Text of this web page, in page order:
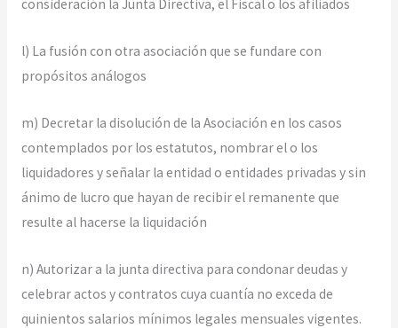
consideración la Junta Directiva, el Fiscal o los afiliados
l) La fusión con otra asociación que se fundare con
propósitos análogos
m) Decretar la disolución de la Asociación en los casos
contemplados por los estatutos, nombrar el o los
liquidadores y señalar la entidad o entidades privadas y sin
ánimo de lucro que hayan de recibir el remanente que
resulte al hacerse la liquidación
n) Autorizar a la junta directiva para condonar deudas y
celebrar actos y contratos cuya cuantía no exceda de
quinientos salarios mínimos legales mensuales vigentes.